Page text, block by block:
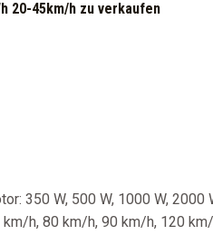
20-45km/h zu verkaufen
350 W, 500 W, 1000 W, 2000
h, 80 km/h, 90 km/h, 120